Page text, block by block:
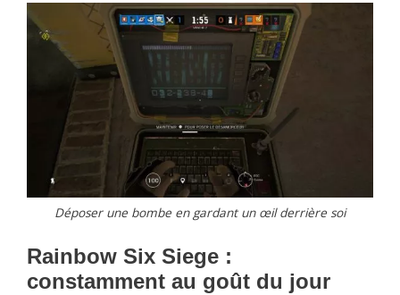
Déposer une bombe en gardant un œil derrière soi
Rainbow Six Siege :
constamment au goût du jour